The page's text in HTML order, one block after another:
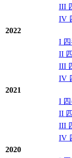
III
IV
2022
I
II
III
IV
2021
I
II
III
IV
2020